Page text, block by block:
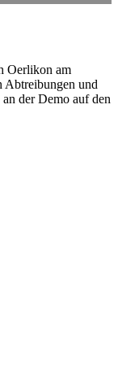
Oerlikon am
Abtreibungen und
der Demo auf den